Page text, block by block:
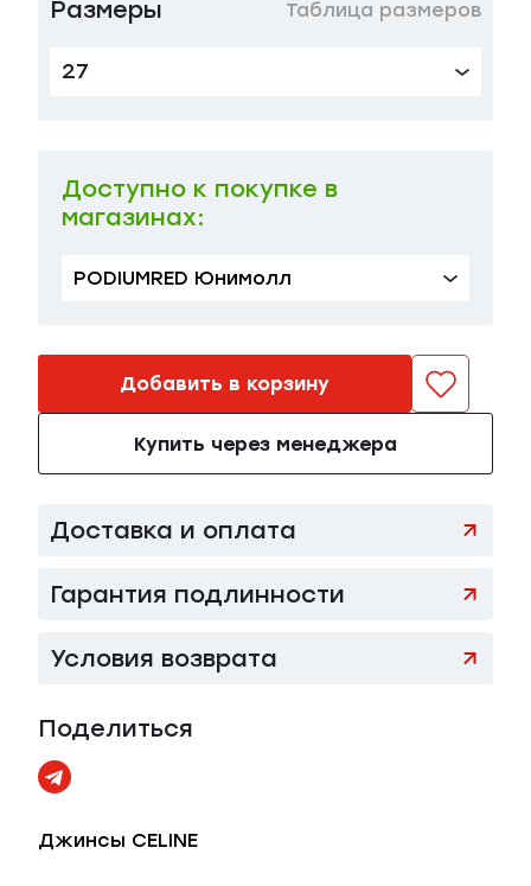
Размеры Таблица размеров
27
29
Доступно к покупке в
магазинах:
PODIUMRED Юнимолл
Добавить в корзину
Купить через менеджера
Доставка и оплата
Гарантия подлинности
Условия возврата
Поделиться
Джинсы CELINE